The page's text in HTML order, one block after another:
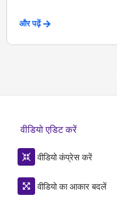
और पढ़ें
वीडियो एडिट करें
वीडियो कंप्रेस करें
वीडियो का आकार बदलें